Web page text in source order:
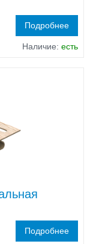
Подробнее
Наличие: есть
Подробнее